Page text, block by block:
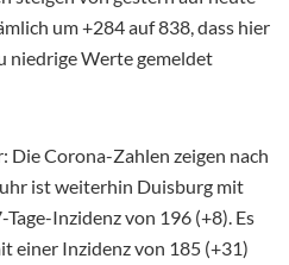
um +284 auf 838, dass hier
niedrige Werte gemeldet
Die Corona-Zahlen zeigen nach
ist weiterhin Duisburg mit
Inzidenz von 196 (+8). Es
einer Inzidenz von 185 (+31)